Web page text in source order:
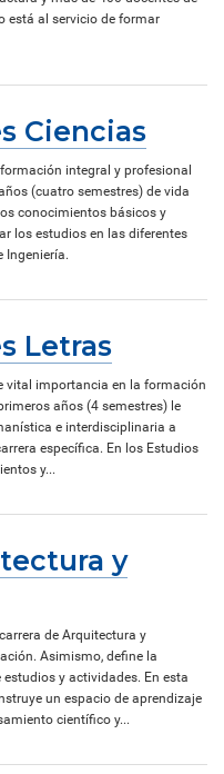
está al servicio de formar
Ciencias
integral y profesional
(cuatro semestres) de vida
conocimientos básicos y
los estudios en las diferentes
Ingeniería.
Letras
vital importancia en la formación
años (4 semestres) le
e interdisciplinaria a
específica. En los Estudios
y...
y
de Arquitectura y
Asimismo, define la
y actividades. En esta
un espacio de aprendizaje
científico y...